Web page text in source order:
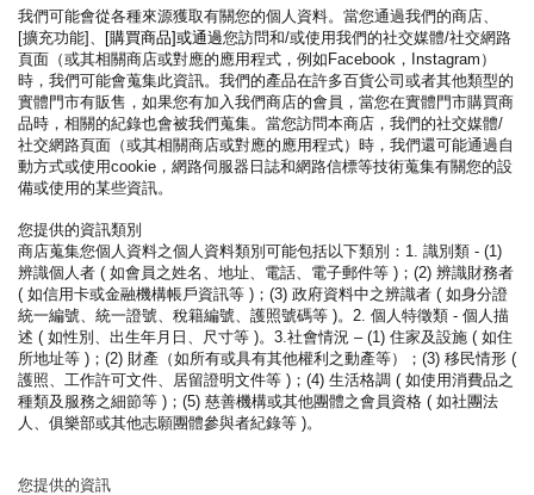
我們可能會從各種來源獲取有關您的個人資料。當您通過我們的商店、
[擴充功能]、 [購買商品]或通過您訪問和/或使用我們的社交媒體/社交網路
頁面（或其相關商店或對應的應用程式，例如Facebook，Instagram）
時，我們可能會蒐集此資訊。我們的產品在許多百貨公司或者其他類型的
實體門市有販售，如果您有加入我們商店的會員，當您在實體門市購買商
品時，相關的紀錄也會被我們蒐集。 當您訪問本商店，我們的社交媒體/
社交網路頁面（或其相關商店或對應的應用程式）時，我們還可能通過自
動方式或使用cookie，網路伺服器日誌和網路信標等技術蒐集有關您的設
備或使用的某些資訊。
您提供的資訊類別
商店蒐集您個人資料之個人資料類別可能包括以下類別：1. 識別類 - (1)
辨識個人者 ( 如會員之姓名、地址、電話、電子郵件等 )；(2) 辨識財務者
( 如信用卡或金融機構帳戶資訊等 )；(3) 政府資料中之辨識者 ( 如身分證
統一編號、統一證號、稅籍編號、護照號碼等 )。2. 個人特徵類 - 個人描
述 ( 如性別、出生年月日、尺寸等 )。3.社會情況 – (1) 住家及設施 ( 如住
所地址等 )；(2) 財產（如所有或具有其他權利之動產等）；(3) 移民情形 (
護照、工作許可文件、居留證明文件等 )；(4) 生活格調 ( 如使用消費品之
種類及服務之細節等 )；(5) 慈善機構或其他團體之會員資格 ( 如社團法
人、俱樂部或其他志願團體參與者紀錄等 )。
您提供的資訊